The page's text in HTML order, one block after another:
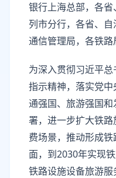
银行上海总部，各
列市分行，各省、
通信管理局，各铁路
为深入贯彻习近平
指示精神，落实党
通强国、旅游强国
署，进一步扩大铁
费场景，推动形成
面，到2030年实现
铁路设施设备旅游